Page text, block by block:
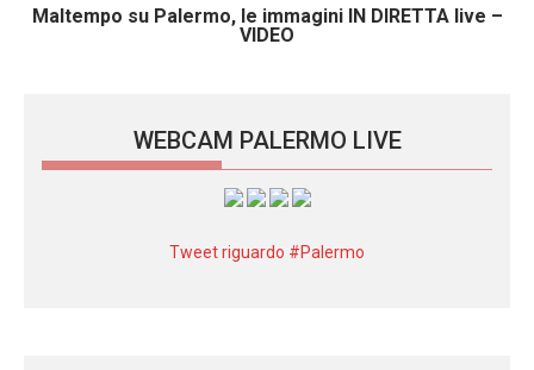
Maltempo su Palermo, le immagini IN DIRETTA live –
VIDEO
WEBCAM PALERMO LIVE
Tweet riguardo #Palermo